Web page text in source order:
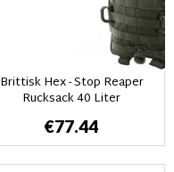
Brittisk Hex - Stop Reaper
Rucksack 40 Liter
€77.44